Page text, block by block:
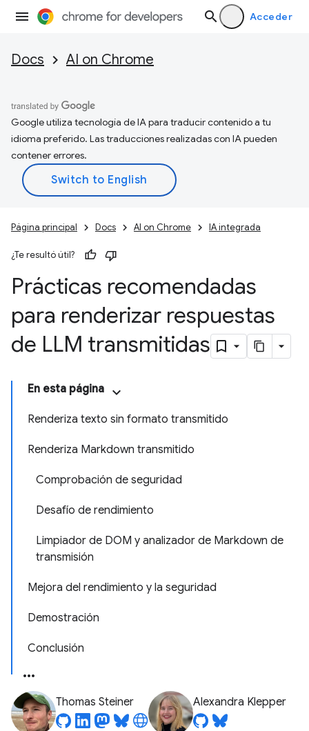
Acceder
Docs AI on Chrome
Google utiliza tecnología de IA para traducir contenido a tu
idioma preferido. Las traducciones realizadas con IA pueden
contener errores.
Página principal Docs AI on Chrome IA integrada
¿Te resultó útil?
Prácticas recomendadas
para renderizar respuestas
de LLM transmitidas
En esta página
Renderiza texto sin formato transmitido
Renderiza Markdown transmitido
Comprobación de seguridad
Desafío de rendimiento
Limpiador de DOM y analizador de Markdown de
transmisión
Mejora del rendimiento y la seguridad
Demostración
Conclusión
Thomas Steiner Alexandra Klepper